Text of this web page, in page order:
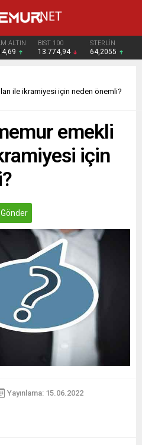
ALTIN BIST 100
13.774,94
STERLİN
64,2055
ile ikramiyesi için neden önemli?
emekli
için
Gönder
Yayınlama: 15.06.2022